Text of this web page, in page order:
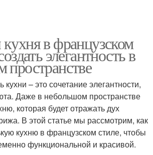
в французском
элегантность в
пространстве
кухни – это сочетание элегантности,
Даже в небольшом пространстве
которая будет отражать дух
В этой статье мы рассмотрим, как
кухню в французском стиле, чтобы
функциональной и красивой.